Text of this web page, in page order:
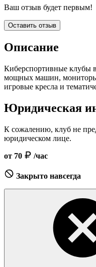
Ваш отзыв будет первым!
Оставить отзыв
Описание
Киберспортивные клубы
мощных машин, мониторы
игровые кресла и
Юридическая
К сожалению, клуб не
юридическом лице.
от 70 /час
Закрыто навсегда